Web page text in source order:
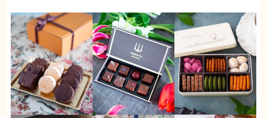
ないので、サブスクで届けてくれるの本当に嬉しい
です。虫歯になるか、病気になるまで続けますw
甘党男子
30代 音楽関係
投稿日：2022/09/12
8
たまにでいい